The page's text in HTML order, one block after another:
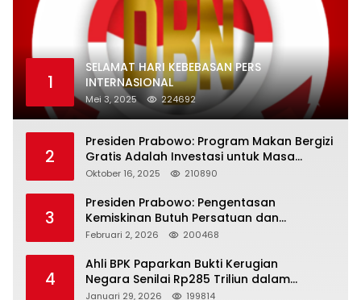
1
SELAMAT HARI KEBEBASAN PERS
INTERNASIONAL
Mei 3, 2025 224692
2
Presiden Prabowo: Program Makan Bergizi
Gratis Adalah Investasi untuk Masa
Depan Bangsa
Oktober 16, 2025 210890
3
Presiden Prabowo: Pengentasan
Kemiskinan Butuh Persatuan dan
Kepemimpinan yang Bertanggung Jawab
Februari 2, 2026 200468
4
Ahli BPK Paparkan Bukti Kerugian
Negara Senilai Rp285 Triliun dalam
Persidangan Korupsi PT Pertamina
Januari 29, 2026 199814